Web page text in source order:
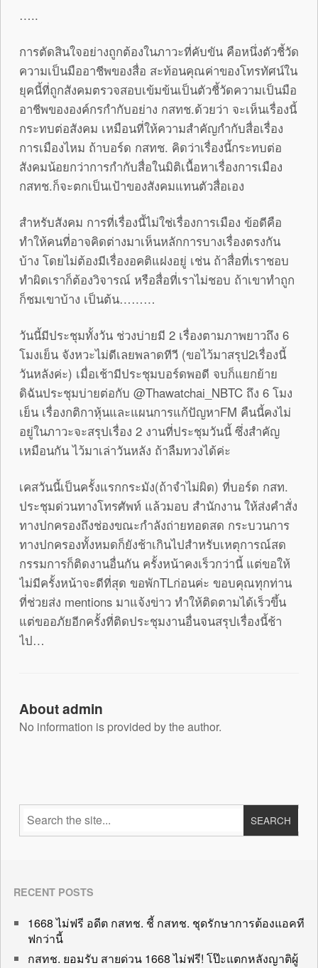
…..
การตัดสินใจอย่างถูกต้องในภาวะที่คับขัน คือหนึ่งตัวชี้วัด
ความเป็นมืออาชีพของสื่อ สะท้อนคุณค่าของโทรทัศน์ใน
ยุคนี้ที่ถูกสังคมตรวจสอบเข้มข้นเป็นตัวชี้วัดความเป็นมือ
อาชีพขององค์กรกำกับอย่าง กสทช.ด้วยว่า จะเห็นเรื่องนี้
กระทบต่อสังคม เหมือนที่ให้ความสำคัญกำกับสื่อเรื่อง
การเมืองไหม ถ้าบอร์ด กสทช. คิดว่าเรื่องนี้กระทบต่อ
สังคมน้อยกว่าการกำกับสื่อในมิติเนื้อหาเรื่องการเมือง
กสทช.ก็จะตกเป็นเป้าของสังคมแทนตัวสื่อเอง
สำหรับสังคม การที่เรื่องนี้ไม่ใช่เรื่องการเมือง ข้อดีคือ
ทำให้คนที่อาจคิดต่างมาเห็นหลักการบางเรื่องตรงกัน
บ้าง โดยไม่ต้องมีเรื่องอคติแฝงอยู่ เช่น ถ้าสื่อที่เราชอบ
ทำผิดเราก็ต้องวิจารณ์ หรือสื่อที่เราไม่ชอบ ถ้าเขาทำถูก
ก็ชมเขาบ้าง เป็นต้น………
วันนี้มีประชุมทั้งวัน ช่วงบ่ายมี 2 เรื่องตามภาพยาวถึง 6
โมงเย็น จังหวะไม่ดีเลยพลาดทีวี (ขอไว้มาสรุป2เรื่องนี้
วันหลังค่ะ) เมื่อเช้ามีประชุมบอร์ดพอดี จบก็แยกย้าย
ดิฉันประชุมบ่ายต่อกับ @Thawatchai_NBTC ถึง 6 โมง
เย็น เรื่องกติกาหุ้นและแผนการแก้ปัญหาFM คืนนี้คงไม่
อยู่ในภาวะจะสรุปเรื่อง 2 งานที่ประชุมวันนี้ ซึ่งสำคัญ
เหมือนกัน ไว้มาเล่าวันหลัง ถ้าลืมทวงได้ค่ะ
เคสวันนี้เป็นครั้งแรกกระมัง(ถ้าจำไม่ผิด) ที่บอร์ด กสท.
ประชุมด่วนทางโทรศัพท์ แล้วมอบ สำนักงาน ให้ส่งคำสั่ง
ทางปกครองถึงช่องขณะกำลังถ่ายทอดสด กระบวนการ
ทางปกครองทั้งหมดก็ยังช้าเกินไปสำหรับเหตุการณ์สด
กรรมการก็ติดงานอื่นกัน ครั้งหน้าคงเร็วกว่านี้ แต่ขอให้
ไม่มีครั้งหน้าจะดีที่สุด ขอพักTLก่อนค่ะ ขอบคุณทุกท่าน
ที่ช่วยส่ง mentions มาแจ้งข่าว ทำให้ติดตามได้เร็วขึ้น
แต่ขออภัยอีกครั้งที่ติดประชุมงานอื่นจนสรุปเรื่องนี้ช้า
ไป…
About admin
No information is provided by the author.
RECENT POSTS
1668 ไม่ฟรี อดีต กสทช. ชี้ กสทช. ชุดรักษาการต้องแอคที
ฟกว่านี้
กสทช. ยอมรับ สายด่วน 1668 ไม่ฟรี! โป๊ะแตกหลังญาติผู้